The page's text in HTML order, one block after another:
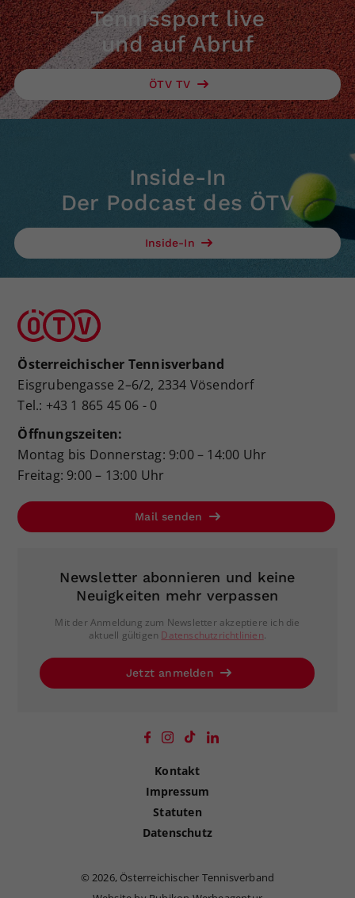
Tennissport live
und auf Abruf
ÖTV TV
Inside-In
Der Podcast des ÖTV
Inside-In
Österreichischer Tennisverband
Eisgrubengasse 2–6/2, 2334 Vösendorf
Tel.: +43 1 865 45 06 - 0
Öffnungszeiten:
Montag bis Donnerstag: 9:00 – 14:00 Uhr
Freitag: 9:00 – 13:00 Uhr
Mail senden
Newsletter abonnieren und keine
Neuigkeiten mehr verpassen
Mit der Anmeldung zum Newsletter akzeptiere ich die
aktuell gültigen Datenschutzrichtlinien.
Jetzt anmelden
Kontakt
Impressum
Statuten
Datenschutz
©2026, Österreichischer Tennisverband